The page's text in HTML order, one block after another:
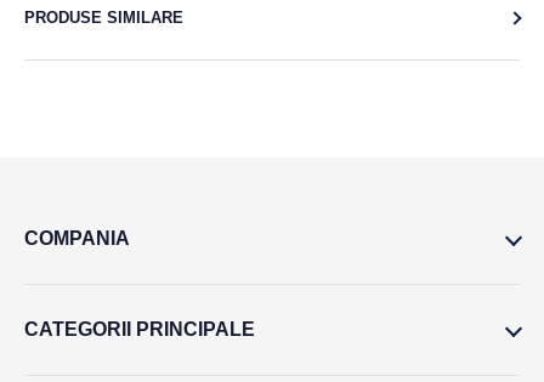
PRODUSE SIMILARE
COMPANIA
CATEGORII PRINCIPALE